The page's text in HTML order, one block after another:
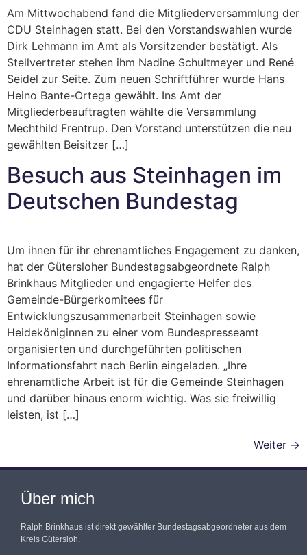
Am Mittwochabend fand die Mitgliederversammlung der
CDU Steinhagen statt. Bei den Vorstandswahlen wurde
Dirk Lehmann im Amt als Vorsitzender bestätigt. Als
Stellvertreter stehen ihm Nadine Schultmeyer und René
Seidel zur Seite. Zum neuen Schriftführer wurde Hans
Heino Bante-Ortega gewählt. Ins Amt der
Mitgliederbeauftragten wählte die Versammlung
Mechthild Frentrup. Den Vorstand unterstützen die neu
gewählten Beisitzer […]
Besuch aus Steinhagen im
Deutschen Bundestag
Um ihnen für ihr ehrenamtliches Engagement zu danken,
hat der Gütersloher Bundestagsabgeordnete Ralph
Brinkhaus Mitglieder und engagierte Helfer des
Gemeinde-Bürgerkomitees für
Entwicklungszusammenarbeit Steinhagen sowie
Heideköniginnen zu einer vom Bundespresseamt
organisierten und durchgeführten politischen
Informationsfahrt nach Berlin eingeladen. „Ihre
ehrenamtliche Arbeit ist für die Gemeinde Steinhagen
und darüber hinaus enorm wichtig. Was sie freiwillig
leisten, ist […]
Weiter →
Über mich
Ralph Brinkhaus ist direkt gewählter Bundestagsabgeordneter aus dem
Kreis Gütersloh.